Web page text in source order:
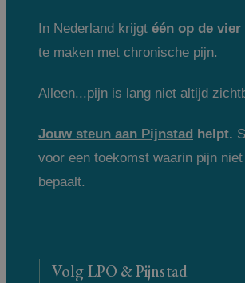
In Nederland krijgt één op de vier
te maken met chronische pijn.
Alleen...pijn is lang niet altijd
Jouw steun aan Pijnstad helpt.
voor een toekomst waarin pijn
bepaalt.
Volg LPO & Pijnstad